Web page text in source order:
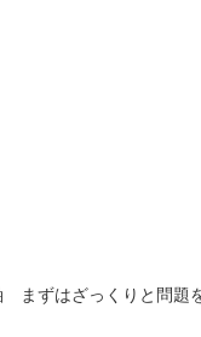
ずはざっくりと問題